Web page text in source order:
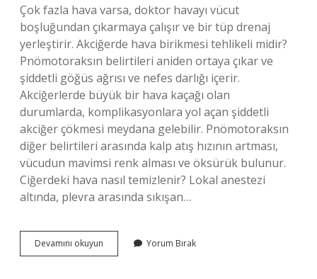
Çok fazla hava varsa, doktor havayı vücut
boşluğundan çıkarmaya çalışır ve bir tüp drenaj
yerleştirir. Akciğerde hava birikmesi tehlikeli midir?
Pnömotoraksın belirtileri aniden ortaya çıkar ve
şiddetli göğüs ağrısı ve nefes darlığı içerir.
Akciğerlerde büyük bir hava kaçağı olan
durumlarda, komplikasyonlara yol açan şiddetli
akciğer çökmesi meydana gelebilir. Pnömotoraksın
diğer belirtileri arasında kalp atış hızının artması,
vücudun mavimsi renk alması ve öksürük bulunur.
Ciğerdeki hava nasıl temizlenir? Lokal anestezi
altında, plevra arasında sıkışan…
Devamını okuyun Akciğerde
Gaz
Yorum Bırak